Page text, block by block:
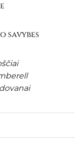
savybes